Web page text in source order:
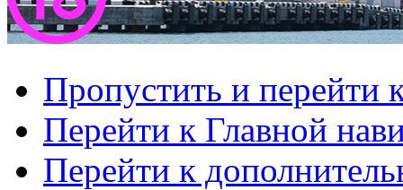
Пропустить и перейти
Перейти к Главной
Перейти к